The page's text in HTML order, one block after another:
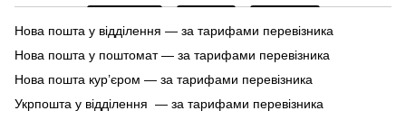
Нова пошта у відділення — за тарифами перевізника
Нова пошта у поштомат — за тарифами перевізника
Нова пошта кур’єром — за тарифами перевізника
Укрпошта у відділення — за тарифами перевізника